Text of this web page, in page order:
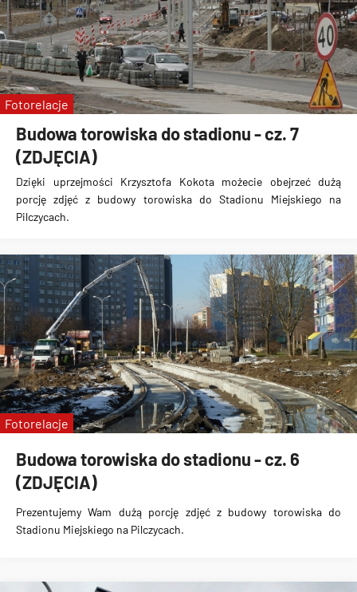
Budowa torowiska do stadionu - cz. 7
(ZDJĘCIA)
Dzięki uprzejmości Krzysztofa Kokota możecie obejrzeć dużą
porcję zdjęć z budowy torowiska do Stadionu Miejskiego na
Pilczycach.
Fotorelacje
Budowa torowiska do stadionu - cz. 6
(ZDJĘCIA)
Prezentujemy Wam dużą porcję zdjęć z budowy torowiska do
Stadionu Miejskiego na Pilczycach.
Fotorelacje